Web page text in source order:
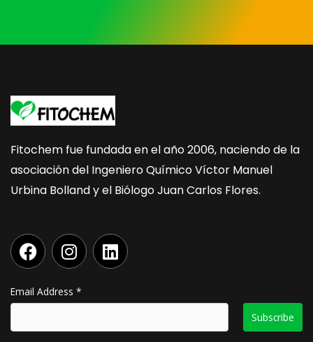
Fitochem fue fundada en el año 2006, naciendo de la
asociación del Ingeniero Químico Víctor Manuel
Urbina Bolland y el Biólogo Juan Carlos Flores.
F
a
c
e
b
o
I
n
s
t
a
g
L
i
n
e
d
Email Address *